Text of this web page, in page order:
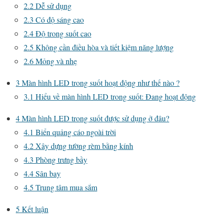
2.2Dễ sử dụng
2.3 Có độ sáng cao
2.4Độ trong suốt cao
2.5 Không cần điều hòa và tiết kiệm năng lượng
2.6Mỏng và nhẹ
3 Màn hình LED trong suốt hoạt động như thế nào ?
3.1 Hiểu về màn hình LED trong suốt: Đang hoạt động
4Màn hình LED trong suốt được sử dụng ở đâu?
4.1 Biển quảng cáo ngoài trời
4.2Xây dựng tường rèm bằng kính
4.3 Phòng trưng bầy
4.4Sân bay
4.5 Trung tâm mua sắm
5 Kết luận